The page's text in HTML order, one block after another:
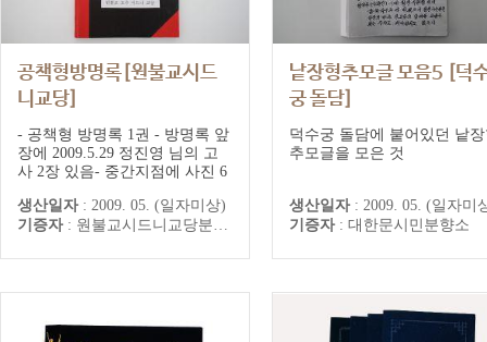
공책형방명록[원불교시드
니교당]
원불교 시드니교당 추모기록
- 공책형 방명록 1권 - 방명록 앞
장에 2009.5.29 정진영 님의 고
사 2장 있음- 중간지점에 사진 6
생산일자 : 2009. 05. (일자미상)
기증자 : 원불교시드니교당분향소
낱장형추모글 모음5 [덕
궁 돌담]
대한문시민분향소 추모기록
덕수궁 돌담에 붙어있던 낱
추모글을 모은 것
생산일자 : 2009. 05. (일자미
기증자 : 대한문시민분향소